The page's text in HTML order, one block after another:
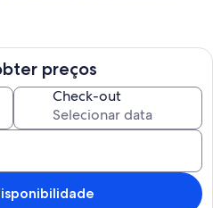
preços
Check-out